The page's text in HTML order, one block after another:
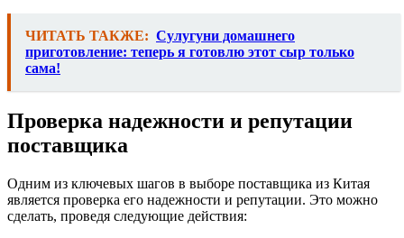
ЧИТАТЬ ТАКЖЕ: Сулугуни домашнего
приготовление: теперь я готовлю этот сыр только
сама!
Проверка надежности и репутации
поставщика
Одним из ключевых шагов в выборе поставщика из Китая
является проверка его надежности и репутации. Это можно
сделать, проведя следующие действия: